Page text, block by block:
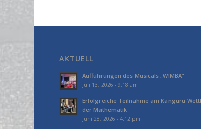
AKTUELL
Aufführungen des Musicals „WIMBA“
Juli 13, 2026 - 9:18 am
Erfolgreiche Teilnahme am Känguru-
der Mathematik
Juni 28, 2026 - 4:12 pm